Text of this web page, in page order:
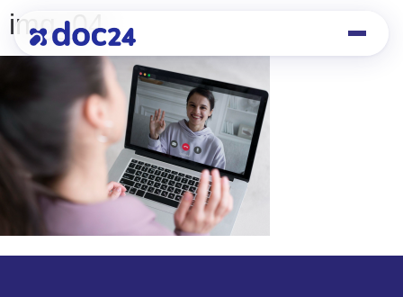
img_04